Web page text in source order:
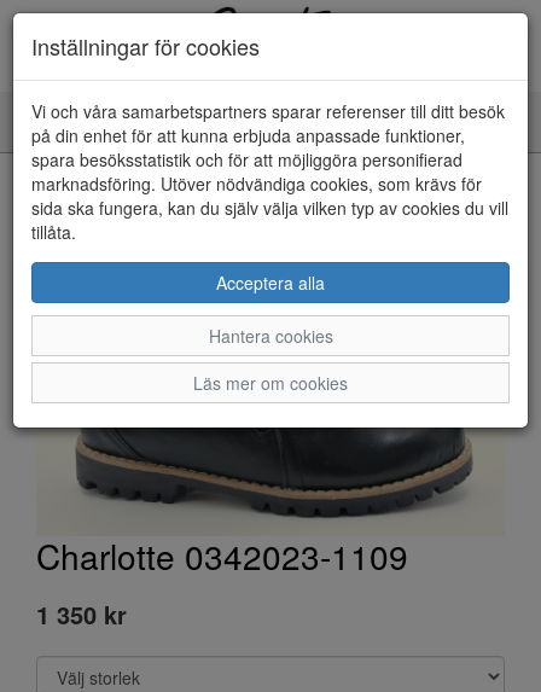
Toggle
navigation
HEM
Charlotte 0342023-1109
1 350 kr
Inställningar för cookies
Vi och våra samarbetspartners sparar referenser till ditt besök
på din enhet för att kunna erbjuda anpassade funktioner,
spara besöksstatistik och för att möjliggöra personifierad
marknadsföring. Utöver nödvändiga cookies, som krävs för
sida ska fungera, kan du själv välja vilken typ av cookies du vill
tillåta.
Acceptera alla
Hantera cookies
Läs mer om cookies